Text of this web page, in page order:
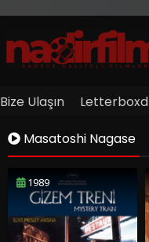
Bize Ulaşın Letterboxd
Masatoshi Nagase
1989